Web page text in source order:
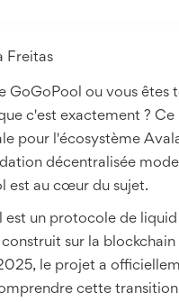
Freitas
GoGoPool ou vous êtes
c'est exactement ?
pour l'écosystème
décentralisée
est au cœur du sujet.
est un protocole de
sur la
le projet a
cette